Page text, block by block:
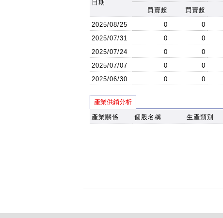
日期
買賣超 買賣超
2025/08/25
0 0
2025/07/31
0 0
2025/07/24
0 0
2025/07/07
0 0
2025/06/30
0 0
產業供銷分析
產業關係 個股名稱 生產類別